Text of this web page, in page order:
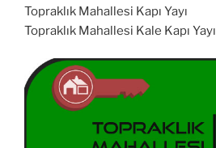
Topraklık Mahallesi Kapı Yayı
Topraklık Mahallesi Kale Kapı Yayı